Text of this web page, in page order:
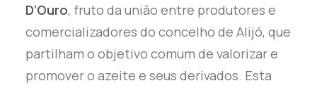
D’Ouro, fruto da união entre produtores e
comercializadores do concelho de Alijó, que
partilham o objetivo comum de valorizar e
promover o azeite e seus derivados. Esta